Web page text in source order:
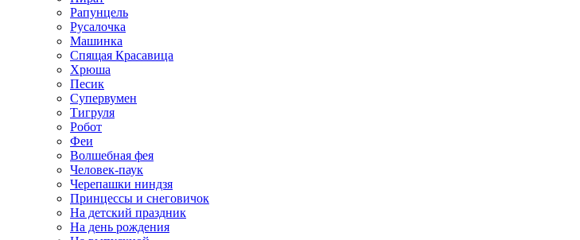
Рапунцель
Русалочка
Машинка
Спящая Красавица
Хрюша
Песик
Супервумен
Тигруля
Робот
Феи
Волшебная фея
Человек-паук
Черепашки ниндзя
Принцессы и снеговичок
На детский праздник
На день рождения